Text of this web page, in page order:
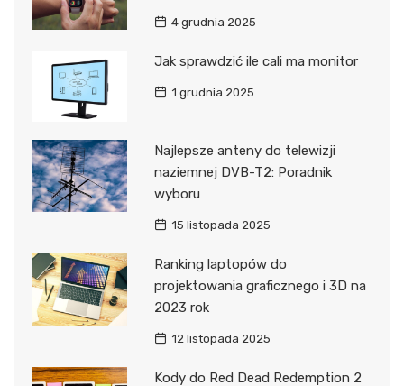
4 grudnia 2025
Jak sprawdzić ile cali ma monitor
1 grudnia 2025
Najlepsze anteny do telewizji
naziemnej DVB-T2: Poradnik
wyboru
15 listopada 2025
Ranking laptopów do
projektowania graficznego i 3D na
2023 rok
12 listopada 2025
Kody do Red Dead Redemption 2